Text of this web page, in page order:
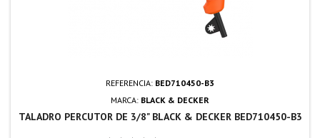
REFERENCIA: BED710450-B3
MARCA: BLACK & DECKER
TALADRO PERCUTOR DE 3/8" BLACK & DECKER BED710450-B3